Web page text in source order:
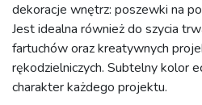
dekoracje wnętrz: poszewki na
Jest idealna również do szycia
fartuchów oraz kreatywnych
rękodzielniczych. Subtelny kolor
charakter każdego projektu.